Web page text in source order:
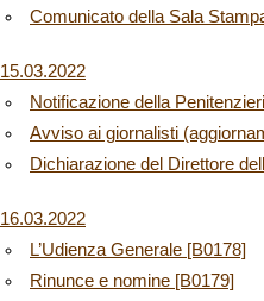
Comunicato della Sala
15.03.2022
Notificazione della
Avviso ai giornalisti
Dichiarazione del Direttore
16.03.2022
L’Udienza Generale [B0178]
Rinunce e nomine [B0179]